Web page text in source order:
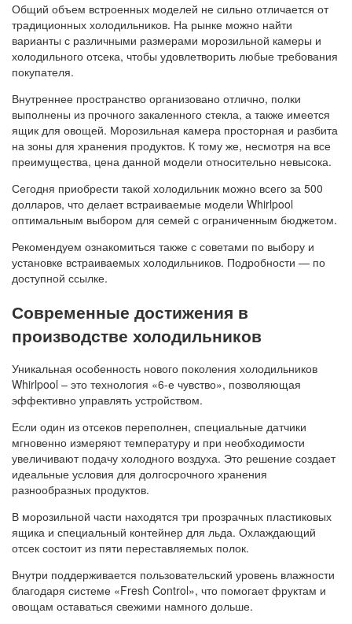
Общий объем встроенных моделей не сильно отличается от
традиционных холодильников. На рынке можно найти
варианты с различными размерами морозильной камеры и
холодильного отсека, чтобы удовлетворить любые требования
покупателя.
Внутреннее пространство организовано отлично, полки
выполнены из прочного закаленного стекла, а также имеется
ящик для овощей. Морозильная камера просторная и разбита
на зоны для хранения продуктов. К тому же, несмотря на все
преимущества, цена данной модели относительно невысока.
Сегодня приобрести такой холодильник можно всего за 500
долларов, что делает встраиваемые модели Whirlpool
оптимальным выбором для семей с ограниченным бюджетом.
Рекомендуем ознакомиться также с советами по выбору и
установке встраиваемых холодильников. Подробности — по
доступной ссылке.
Современные достижения в
производстве холодильников
Уникальная особенность нового поколения холодильников
Whirlpool – это технология «6-е чувство», позволяющая
эффективно управлять устройством.
Если один из отсеков переполнен, специальные датчики
мгновенно измеряют температуру и при необходимости
увеличивают подачу холодного воздуха. Это решение создает
идеальные условия для долгосрочного хранения
разнообразных продуктов.
В морозильной части находятся три прозрачных пластиковых
ящика и специальный контейнер для льда. Охлаждающий
отсек состоит из пяти переставляемых полок.
Внутри поддерживается пользовательский уровень влажности
благодаря системе «Fresh Control», что помогает фруктам и
овощам оставаться свежими намного дольше.